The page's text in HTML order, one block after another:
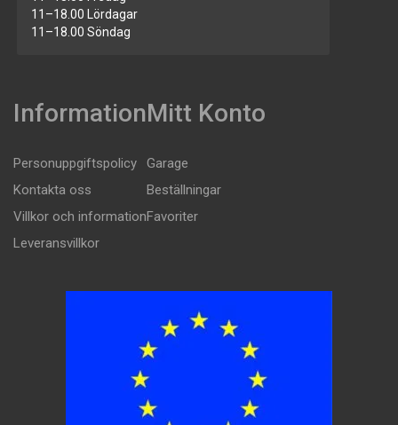
11–18.00 Lördagar
11–18.00 Söndag
Information
Personuppgiftspolicy
Kontakta oss
Villkor och information
Leveransvillkor
Mitt Konto
Garage
Beställningar
Favoriter